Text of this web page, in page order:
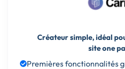
Créateur simple, idéal
site one
Premières fonctionnalités